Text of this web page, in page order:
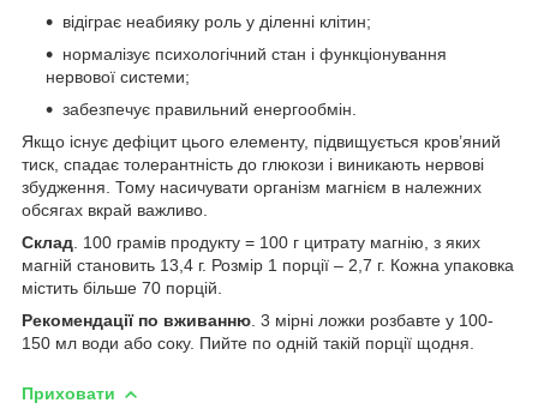
відіграє неабияку роль у діленні клітин;
нормалізує психологічний стан і функціонування
нервової системи;
забезпечує правильний енергообмін.
Якщо існує дефіцит цього елементу, підвищується кров’яний
тиск, спадає толерантність до глюкози і виникають нервові
збудження. Тому насичувати організм магнієм в належних
обсягах вкрай важливо.
Склад . 100 грамів продукту = 100 г цитрату магнію, з яких
магній становить 13,4 г. Розмір 1 порції – 2,7 г. Кожна упаковка
містить більше 70 порцій.
Рекомендації по вживанню . 3 мірні ложки розбавте у 100-
150 мл води або соку. Пийте по одній такій порції щодня.
Приховати